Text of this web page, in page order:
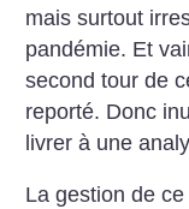
mais surtout
pandémie. Et
second tour de
reporté. Donc
livrer à une
La gestion de